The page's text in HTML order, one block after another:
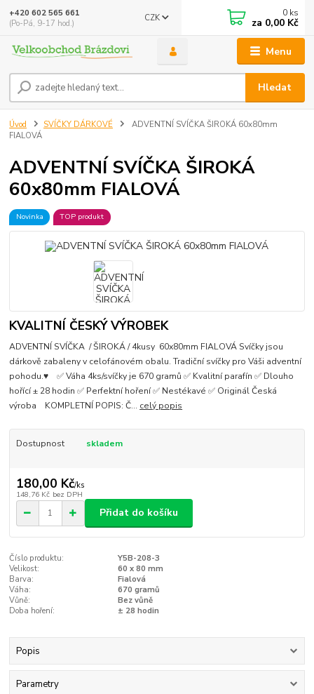
Menu
CZK
Hledat
+420 602 565 661
(Po-Pá, 9-17 hod.)
0 ks
za 0,00 Kč
Úvod SVÍČKY DÁRKOVÉ
ADVENTNÍ SVÍČKA ŠIROKÁ 60x80mm
FIALOVÁ
ADVENTNÍ SVÍČKA ŠIROKÁ
60x80mm FIALOVÁ
Novinka TOP produkt
KVALITNÍ ČESKÝ VÝROBEK
ADVENTNÍ SVÍČKA / ŠIROKÁ / 4kusy 60x80mm FIALOVÁ Svíčky jsou
dárkově zabaleny v celofánovém obalu. Tradiční svíčky pro Váši adventní
pohodu.♥ ✅ Váha 4ks/svíčky je 670 gramů ✅ Kvalitní parafín ✅ Dlouho
hořící ± 28 hodin ✅ Perfektní hoření ✅ Nestékavé ✅ Originál Česká
výroba KOMPLETNÍ POPIS: Č... celý popis
Dostupnost skladem
180,00 Kč/ks
148,76 Kč bez DPH
Přidat do košíku
Číslo produktu:
Y5B-208-3
Velikost:
60 x 80 mm
Barva:
Fialová
Váha:
670 gramů
Vůně:
Bez vůně
Doba hoření:
± 28 hodin
Popis
Parametry